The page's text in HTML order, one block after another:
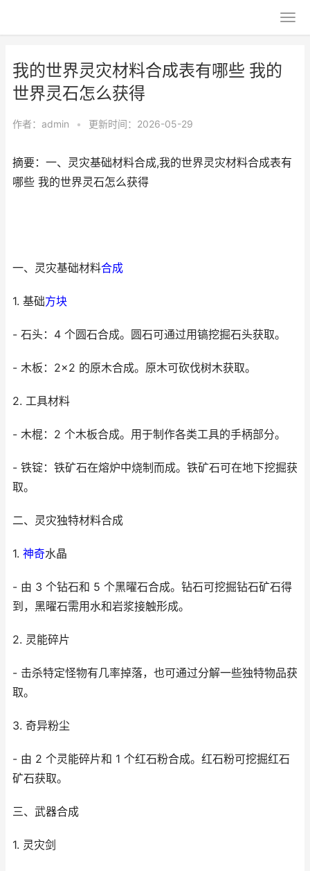
我的世界灵灾材料合成表有哪些 我的
世界灵石怎么获得
作者： admin • 更新时间：2026-05-29
摘要：一、灵灾基础材料合成,我的世界灵灾材料合成表有
哪些 我的世界灵石怎么获得
一、灵灾基础材料合成
1. 基础方块
- 石头：4 个圆石合成。圆石可通过用镐挖掘石头获取。
- 木板：2×2 的原木合成。原木可砍伐树木获取。
2. 工具材料
- 木棍：2 个木板合成。用于制作各类工具的手柄部分。
- 铁锭：铁矿石在熔炉中烧制而成。铁矿石可在地下挖掘获
取。
二、灵灾独特材料合成
1. 神奇水晶
- 由 3 个钻石和 5 个黑曜石合成。钻石可挖掘钻石矿石得
到，黑曜石需用水和岩浆接触形成。
2. 灵能碎片
- 击杀特定怪物有几率掉落，也可通过分解一些独特物品获
取。
3. 奇异粉尘
- 由 2 个灵能碎片和 1 个红石粉合成。红石粉可挖掘红石
矿石获取。
三、武器合成
1. 灵灾剑